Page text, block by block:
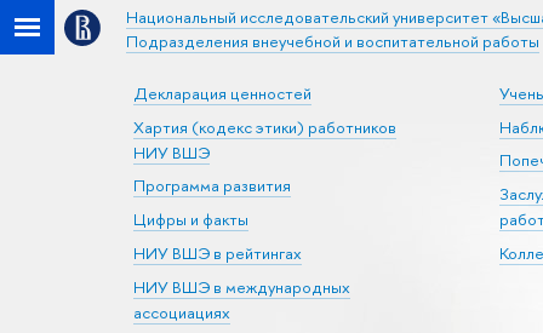
Национальный исследовательский университет
Подразделения внеучебной и воспитательной работы
Декларация ценностей
Хартия (кодекс этики) работников
НИУ ВШЭ
Программа развития
Цифры и факты
НИУ ВШЭ в рейтингах
НИУ ВШЭ в международных
ассоциациях